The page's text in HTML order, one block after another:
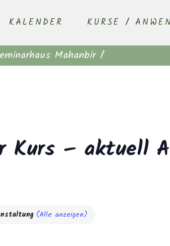
KALENDER KURSE /
Mahanbir/
Kurs – aktuell
(Alle anzeigen)